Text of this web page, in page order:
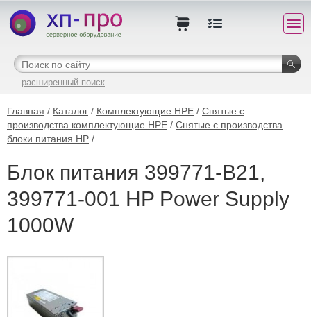
расширенный поиск
Главная / Каталог / Комплектующие HPE / Снятые с
производства комплектующие HPE / Снятые с производства
блоки питания HP /
Блок питания 399771-B21,
399771-001 HP Power Supply
1000W